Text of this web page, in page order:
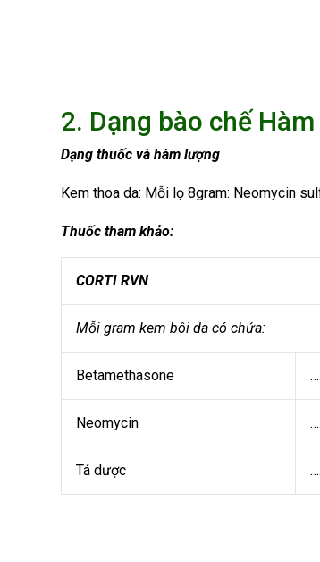
2. Dạng bào chế
Dạng thuốc và hàm lượng
Kem thoa da: Mỗi lọ 8gram: Neomycin
Thuốc tham khảo:
CORTI RVN
Mỗi gram kem bôi da có chứa:
Betamethasone
Neomycin
Tá dược